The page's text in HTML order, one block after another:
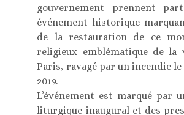
gouvernement prennent
événement historique
de la restauration de ce
religieux emblématique de la
Paris, ravagé par un incendie
2019.
L’événement est marqué par
liturgique inaugural et des